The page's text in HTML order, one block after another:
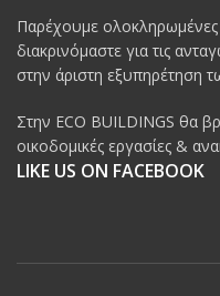
Παρέχουμε
διακρινόμαστε για τις
στην άριστη εξυπηρέτηση
Στην ECO BUILDINGS θα
οικοδομικές εργασίες &
LIKE US ON FACEBOOK